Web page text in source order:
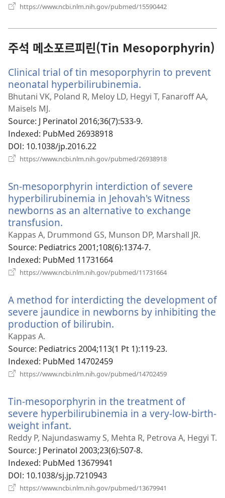
https://www.ncbi.nlm.nih.gov/pubmed/15590442
기)
주석 메소포르피린(Tin Mesoporphyrin)
Clinical trial of tin mesoporphyrin to prevent
neonatal hyperbilirubinemia.
로
창
Bhutani VK, Poland R, Meloy LD, Hegyi T, Fanaroff AA,
Maisels MJ.
Source‎: J Perinatol 2016;36(7):533-9.
Indexed‎: PubMed 26938918
DOI‎: 10.1038/jp.2016.22
https://www.ncbi.nlm.nih.gov/pubmed/26938918
창
열
기)
Sn-mesoporphyrin interdiction of severe
hyperbilirubinemia in Jehovah's Witness
newborns as an alternative to exchange
transfusion.
로
운
창
열
Kappas A, Drummond GS, Munson DP, Marshall JR.
Source‎: Pediatrics 2001;108(6):1374-7.
Indexed‎: PubMed 11731664
https://www.ncbi.nlm.nih.gov/pubmed/11731664
창
열
기)
A method for interdicting the development of
severe jaundice in newborns by inhibiting the
production of bilirubin.
운
열
Kappas A.
Source‎: Pediatrics 2004;113(1 Pt 1):119-23.
Indexed‎: PubMed 14702459
https://www.ncbi.nlm.nih.gov/pubmed/14702459
창
열
기)
Tin-mesoporphyrin in the treatment of
severe hyperbilirubinemia in a very-low-birth-
weight infant.
로
운
창
열
기)
Reddy P, Najundaswamy S, Mehta R, Petrova A, Hegyi T.
Source‎: J Perinatol 2003;23(6):507-8.
Indexed‎: PubMed 13679941
DOI‎: 10.1038/sj.jp.7210943
https://www.ncbi.nlm.nih.gov/pubmed/13679941